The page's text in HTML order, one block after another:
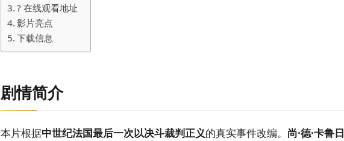
?️ 在线观看地址
影片亮点
下载信息
剧情简介
本片根据中世纪法国最后一次以决斗裁判正义的真实事件改编。 尚·德·卡鲁日